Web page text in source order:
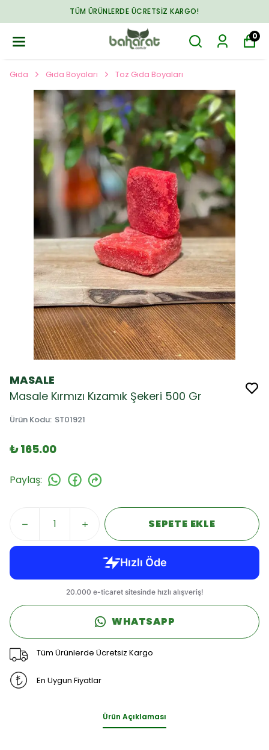
TÜM ÜRÜNLERDE ÜCRETSIZ KARGO!
0
Gıda Gıda Boyaları Toz Gıda Boyaları
MASALE
Masale Kırmızı Kızamık Şekeri 500 Gr
Ürün Kodu: ST01921
₺ 165.00
Paylaş:
SEPETE EKLE
WHATSAPP
Tüm Ürünlerde Ücretsiz Kargo
En Uygun Fiyatlar
Ürün Açıklaması